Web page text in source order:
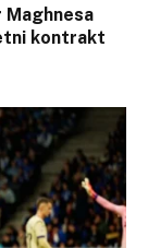
kontrakt